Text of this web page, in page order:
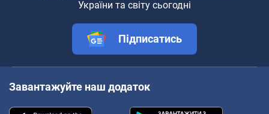
України та світу сьогодні
Підписатись
Завантажуйте наш додаток